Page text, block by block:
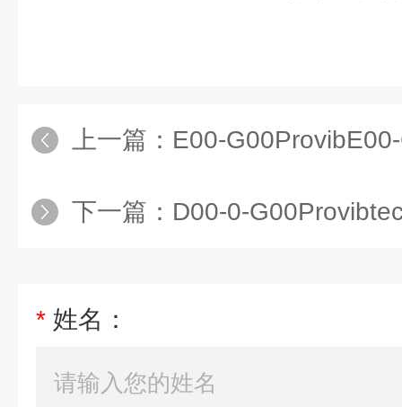
上一篇： E00-G00ProvibE00-
下一篇： D00-0-G00ProvibtechD00-0-
* 姓名：